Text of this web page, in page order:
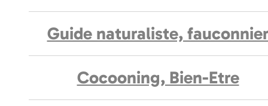
Guide naturaliste,
Cocooning, Bien-Etre